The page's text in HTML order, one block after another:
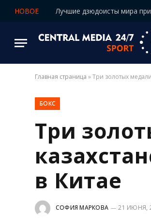
НОВОЕ
Главная страница »Три золотых
БОКС
Три
в Китае
СОФИЯ МАРКОВА 21 ИЮНЯ,